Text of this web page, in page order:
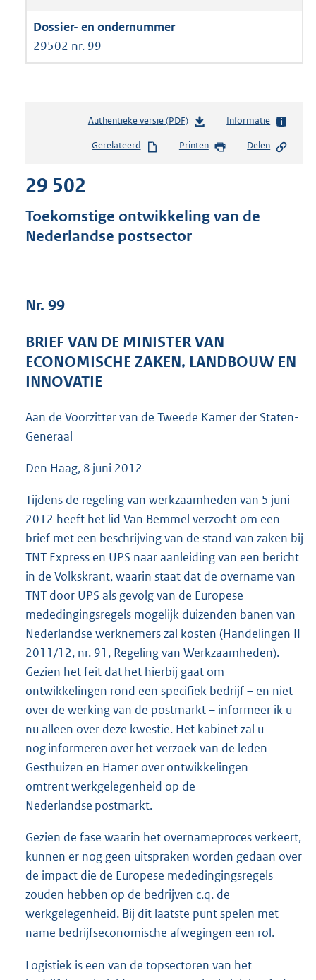
29502 nr. 99
Authentieke versie (PDF)b
s
d
s
g
:
4
Informatie
Gerelateerd Printen Delen
29 502
Toekomstige ontwikkeling van de
Nederlandse postsector
Nr. 99
BRIEF VAN DE MINISTER VAN
ECONOMISCHE ZAKEN, LANDBOUW EN
INNOVATIE
Aan de Voorzitter van de Tweede Kamer der Staten-
Generaal
Den Haag, 8 juni 2012
Tijdens de regeling van werkzaamheden van 5 juni
2012 heeft het lid Van Bemmel verzocht om een
brief met een beschrijving van de stand van zaken bij
TNT Express en UPS naar aanleiding van een bericht
in de Volkskrant, waarin staat dat de overname van
TNT door UPS als gevolg van de Europese
mededingingsregels mogelijk duizenden banen van
Nederlandse werknemers zal kosten (Handelingen II
2011/12, nr. 91 , Regeling van Werkzaamheden).
Gezien het feit dat het hierbij gaat om
ontwikkelingen rond een specifiek bedrijf – en niet
over de werking van de postmarkt – informeer ik u
nu alleen over deze kwestie. Het kabinet zal u
nog informeren over het verzoek van de leden
Gesthuizen en Hamer over ontwikkelingen
omtrent werkgelegenheid op de
Nederlandse postmarkt.
Gezien de fase waarin het overnameproces verkeert,
kunnen er nog geen uitspraken worden gedaan over
de impact die de Europese mededingingsregels
zouden hebben op de bedrijven c.q. de
werkgelegenheid. Bij dit laatste punt spelen met
name bedrijfseconomische afwegingen een rol.
Logistiek is een van de topsectoren van het